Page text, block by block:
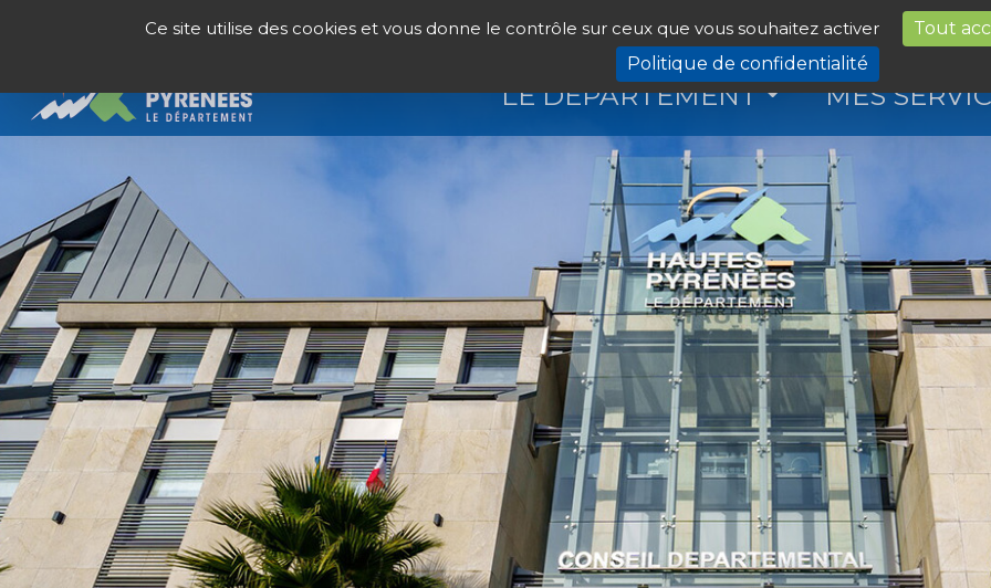
Ce site utilise des cookies et vous donne le contrôle sur ceux que vous souhaitez activer Tout
Politique de confidentialité
LE DÉPARTEMENT MES